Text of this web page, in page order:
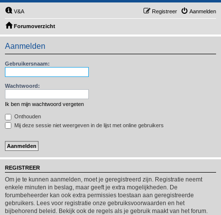
V&A Aanmelden
Registreer
Forumoverzicht
Aanmelden
Gebruikersnaam:
Wachtwoord:
Ik ben mijn wachtwoord vergeten
Onthouden
Mij deze sessie niet weergeven in de lijst met online gebruikers
REGISTREER
Om je te kunnen aanmelden, moet je geregistreerd zijn. Registratie neemt
enkele minuten in beslag, maar geeft je extra mogelijkheden. De
forumbeheerder kan ook extra permissies toestaan aan geregistreerde
gebruikers. Lees voor registratie onze gebruiksvoorwaarden en het
bijbehorend beleid. Bekijk ook de regels als je gebruik maakt van het forum.